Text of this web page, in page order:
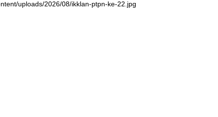
uploads/2026/08/ikklan-ptpn-ke-22.jpg